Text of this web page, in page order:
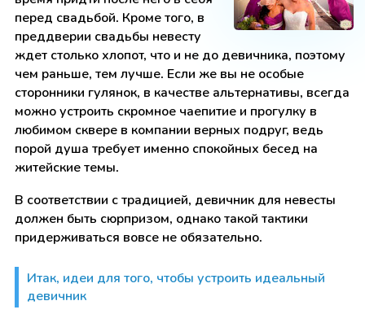
перед свадьбой. Кроме того, в
преддверии свадьбы невесту
ждет столько хлопот, что и не до девичника, поэтому
чем раньше, тем лучше. Если же вы не особые
сторонники гулянок, в качестве альтернативы, всегда
можно устроить скромное чаепитие и прогулку в
любимом сквере в компании верных подруг, ведь
порой душа требует именно спокойных бесед на
житейские темы.
В соответствии с традицией, девичник для невесты
должен быть сюрпризом, однако такой тактики
придерживаться вовсе не обязательно.
Итак, идеи для того, чтобы устроить идеальный
девичник